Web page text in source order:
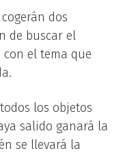
dos
de buscar el
el tema que
los objetos
salido ganará la
se llevará la